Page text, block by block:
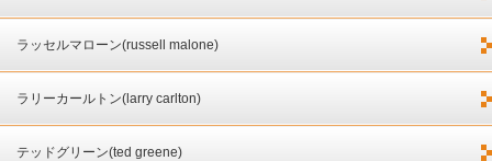
ラッセルマローン(russell malone)
ラリーカールトン(larry carlton)
テッドグリーン(ted greene)